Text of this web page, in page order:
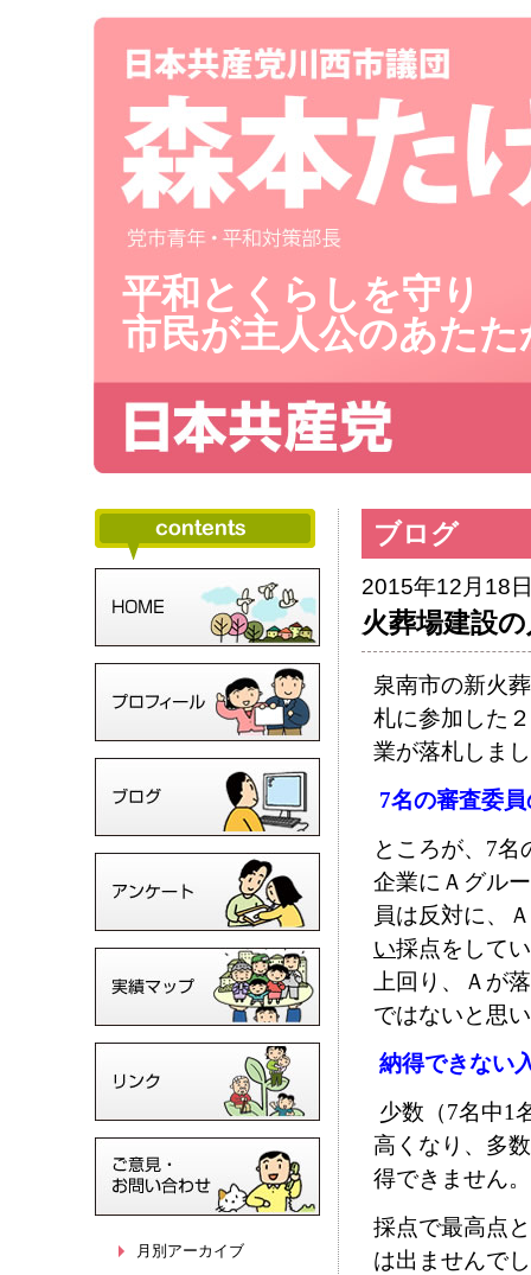
平和とくらしを守り
市民が主人公のあた
ブログ
2015年12月18
火葬場建設
泉南市の新火
札に参加した
業が落札しま
7名の審査委
ところが、 7名
企業にＡグル
員は反対に、
い採点をして
上回り、Ａが
ではないと思
納得できない
少数（7名中1
高くなり、多
得できません。
採点で最高点
は出ませんで
月別アーカイブ